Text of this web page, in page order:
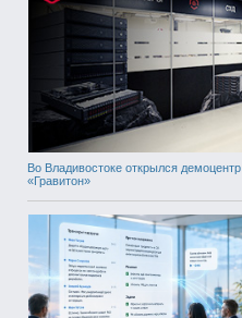
Во Владивостоке открылся демоцентр
«Гравитон»